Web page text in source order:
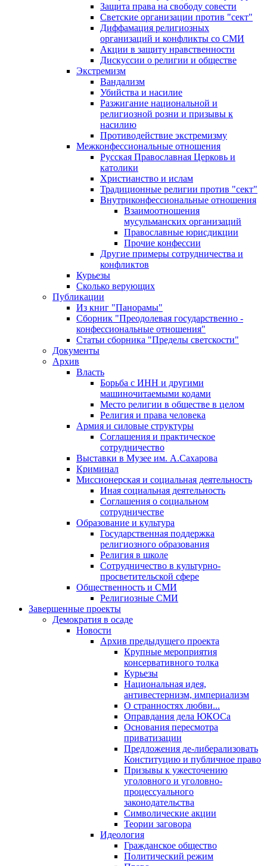
Защита права на свободу совести
Светские организации против "сект"
Диффамация религиозных
организаций и конфликты со СМИ
Акции в защиту нравственности
Дискуссии о религии и обществе
Экстремизм
Вандализм
Убийства и насилие
Разжигание национальной и
религиозной розни и призывы к
насилию
Противодействие экстремизму
Межконфессиональные отношения
Русская Православная Церковь и
католики
Христианство и ислам
Традиционные религии против "сект"
Внутриконфессиональные отношения
Взаимоотношения
мусульманских организаций
Православные юрисдикции
Прочие конфессии
Другие примеры сотрудничества и
конфликтов
Курьезы
Сколько верующих
Публикации
Из книг "Панорамы"
Сборник "Преодолевая государственно -
конфессиональные отношения"
Статьи сборника "Пределы светскости"
Документы
Архив
Власть
Борьба с ИНН и другими
машиночитаемыми кодами
Место религии в обществе в целом
Религия и права человека
Армия и силовые структуры
Соглашения и практическое
сотрудничество
Выставки в Музее им. А.Сахарова
Криминал
Миссионерская и социальная деятельность
Иная социальная деятельность
Соглашения о социальном
сотрудничестве
Образование и культура
Государственная поддержка
религиозного образования
Религия в школе
Сотрудничество в культурно-
просветительской сфере
Общественность и СМИ
Религиозные СМИ
Завершенные проекты
Демократия в осаде
Новости
Архив предыдущего проекта
Крупные мероприятия
консервативного толка
Курьезы
Национальная идея,
антивестернизм, империализм
О странностях любви...
Оправдания дела ЮКОСа
Основания пересмотра
приватизации
Предложения де-либерализовать
Конституцию и публичное право
Призывы к ужесточению
уголовного и уголовно-
процессуального
законодательства
Символические акции
Теории заговора
Идеология
Гражданское общество
Политический режим